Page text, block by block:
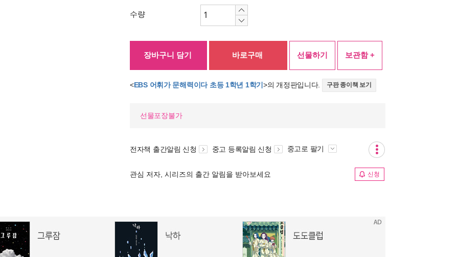
수량
장바구니 담기 바로구매 선물하기 보관함 +
<EBS 어휘가 문해력이다 초등 1학년 1학기>의 개정판입니다. 구판 종이책 보기
선물포장불가
전자책 출간알림 신청 중고 등록알림 신청 중고로 팔기
관심 저자, 시리즈의 출간 알림을 받아보세요 신청